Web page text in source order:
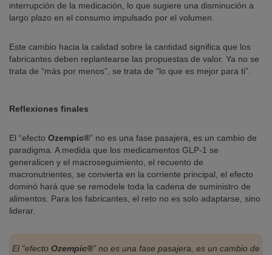
interrupción de la medicación, lo que sugiere una disminución a
largo plazo en el consumo impulsado por el volumen.
Este cambio hacia la calidad sobre la cantidad significa que los
fabricantes deben replantearse las propuestas de valor. Ya no se
trata de “más por menos”, se trata de “lo que es mejor para ti”.
Reflexiones finales
El “efecto Ozempic®” no es una fase pasajera, es un cambio de
paradigma. A medida que los medicamentos GLP-1 se
generalicen y el macroseguimiento, el recuento de
macronutrientes, se convierta en la corriente principal, el efecto
dominó hará que se remodele toda la cadena de suministro de
alimentos. Para los fabricantes, el reto no es solo adaptarse, sino
liderar.
El “efecto Ozempic®” no es una fase pasajera, es un cambio de